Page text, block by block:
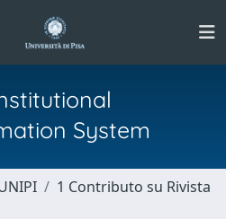
System
1 Contributo su Rivista